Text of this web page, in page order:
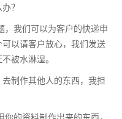
？
，我们可以为客户的快递申
以请客户放心，我们发送
被水淋湿。
制作其他人的东西，我担
的资料制作出来的东西，